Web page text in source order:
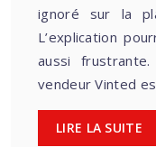
ignoré sur la
L’explication
aussi
vendeur Vinted
LIRE LA SUITE